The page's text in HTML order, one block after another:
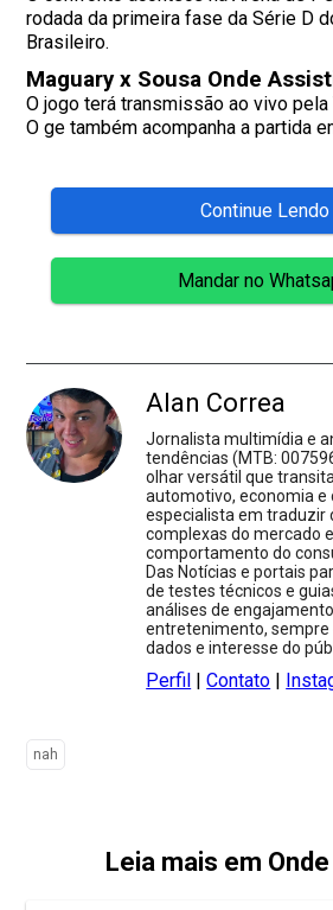
rodada da primeira fase da Série D
Brasileiro.
Maguary x Sousa Onde
O jogo terá transmissão ao vivo pela
O ge também acompanha a partida
Continue Lendo
Mandar no
Alan Correa
Jornalista multimídia e
tendências (MTB:
olhar versátil que
automotivo, economia e
especialista em traduzir
complexas do mercado
comportamento do
Das Notícias e portais
de testes técnicos e
análises de
entretenimento,
dados e interesse do
Perfil |Contato |
nah
Leia mais em